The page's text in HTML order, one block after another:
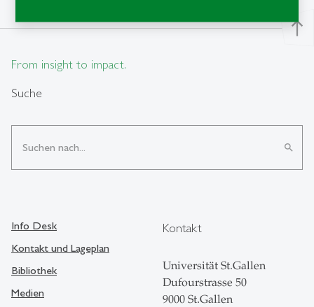
north
From insight to impact.
Suche
search
Info Desk
Kontakt und Lageplan
Bibliothek
Medien
Kontakt
Universität St.Gallen
Dufourstrasse 50
9000 St.Gallen